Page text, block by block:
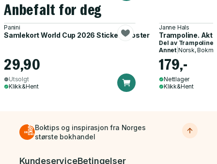
Anbefalt for deg
Panini
Samlekort World Cup 2026 Sticker Booster
29,90
Utsolgt
Klikk&Hent
Janne Hals
Trampoline.
Del av Trampoline
Annet| Norsk,
179,-
Nettlager
Klikk&Hent
Boktips og inspirasjon fra Norges
største bokhandel
Bunnmeny
KundeserviceBetingelser